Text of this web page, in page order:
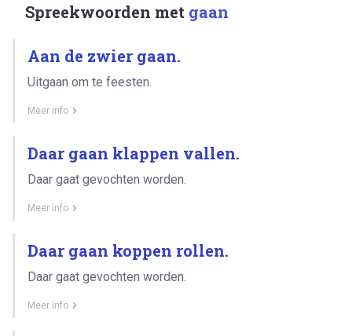
Spreekwoorden met gaan
Aan de zwier gaan.
Uitgaan om te feesten.
Meer info
Daar gaan klappen vallen.
Daar gaat gevochten worden.
Meer info
Daar gaan koppen rollen.
Daar gaat gevochten worden.
Meer info